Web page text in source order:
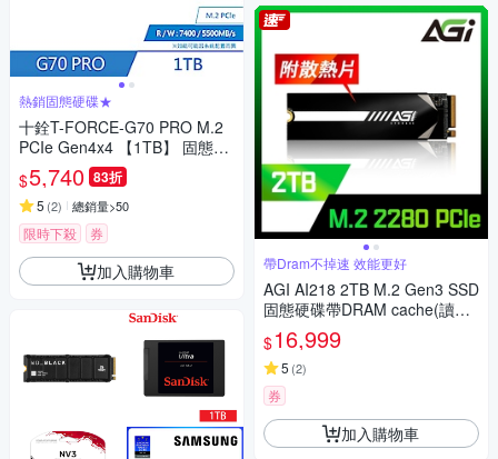
熱銷固態硬碟★
十銓T-FORCE-G70 PRO M.2
PCIe Gen4x4 【1TB】 固態硬
碟
$5,740 83折
5 (2) 總銷量>50
限時下殺 券
加入購物車 帶Dram不掉速 效能更好
AGI AI218 2TB M.2 Gen3 SSD
固態硬碟帶DRAM cache(讀寫3
499/3075MBs)
$16,999
5 (2)
券
加入購物車